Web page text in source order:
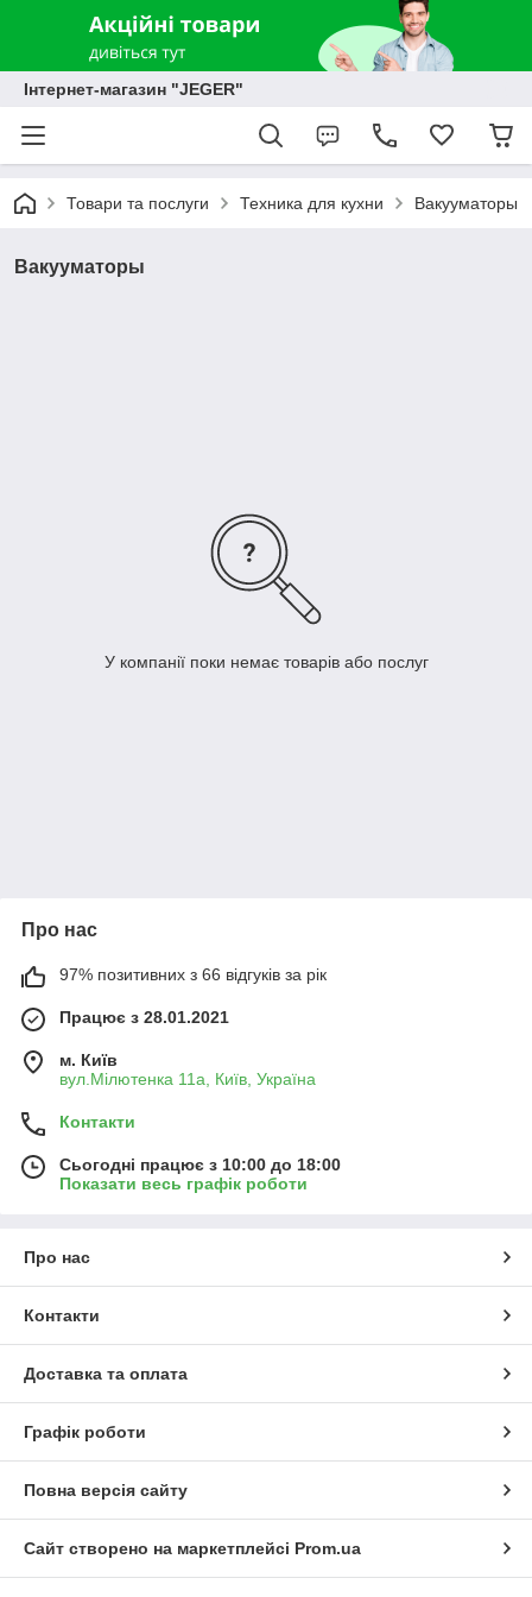
Інтернет-магазин "JEGER"
Товари та послуги Техника для кухни Вакууматоры
Вакууматоры
У компанії поки немає товарів або послуг
Про нас
97% позитивних з 66 відгуків за рік
Працює з 28.01.2021
м. Київ
вул.Мілютенка 11а, Київ, Україна
Контакти
Сьогодні працює з 10:00 до 18:00
Показати весь графік роботи
Про нас
Контакти
Доставка та оплата
Графік роботи
Повна версія сайту
Сайт створено на маркетплейсі Prom.ua